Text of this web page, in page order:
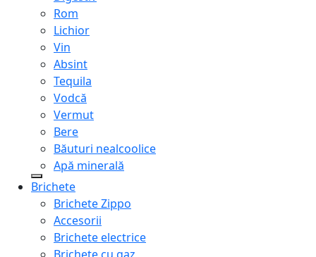
Rom
Lichior
Vin
Absint
Tequila
Vodcă
Vermut
Bere
Băuturi nealcoolice
Apă minerală
Brichete
Brichete Zippo
Accesorii
Brichete electrice